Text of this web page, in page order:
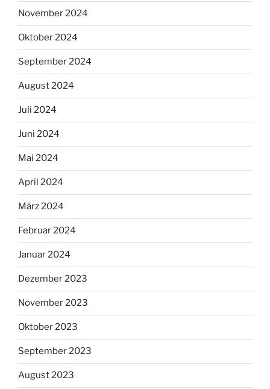
November 2024
Oktober 2024
September 2024
August 2024
Juli 2024
Juni 2024
Mai 2024
April 2024
März 2024
Februar 2024
Januar 2024
Dezember 2023
November 2023
Oktober 2023
September 2023
August 2023